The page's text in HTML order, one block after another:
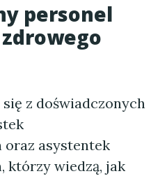
personel
się z doświadczonych
asystentek
którzy wiedzą, jak